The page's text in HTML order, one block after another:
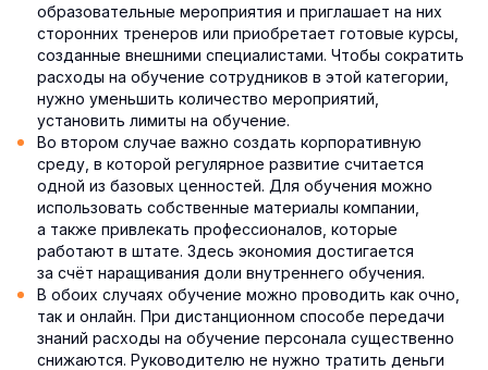
образовательные мероприятия и приглашает на них
сторонних тренеров или приобретает готовые курсы,
созданные внешними специалистами. Чтобы сократить
расходы на обучение сотрудников в этой категории,
нужно уменьшить количество мероприятий,
установить лимиты на обучение.
Во втором случае важно создать корпоративную
среду, в которой регулярное развитие считается
одной из базовых ценностей. Для обучения можно
использовать собственные материалы компании,
а также привлекать профессионалов, которые
работают в штате. Здесь экономия достигается
за счёт наращивания доли внутреннего обучения.
В обоих случаях обучение можно проводить как очно,
так и онлайн. При дистанционном способе передачи
знаний расходы на обучение персонала существенно
снижаются. Руководителю не нужно тратить деньги